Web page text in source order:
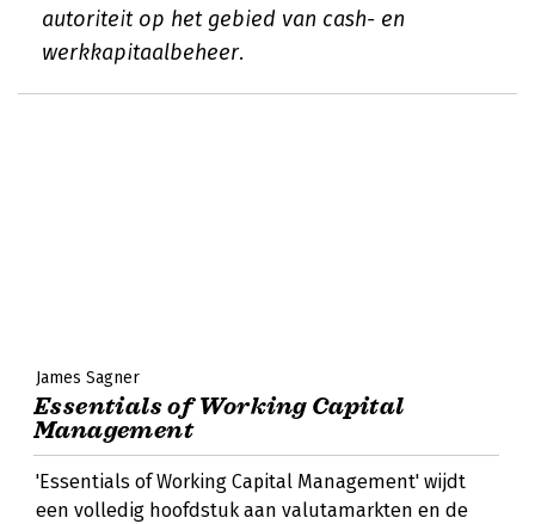
autoriteit op het gebied van cash- en
werkkapitaalbeheer.
James Sagner
Essentials of Working Capital
Management
'Essentials of Working Capital Management' wijdt
een volledig hoofdstuk aan valutamarkten en de